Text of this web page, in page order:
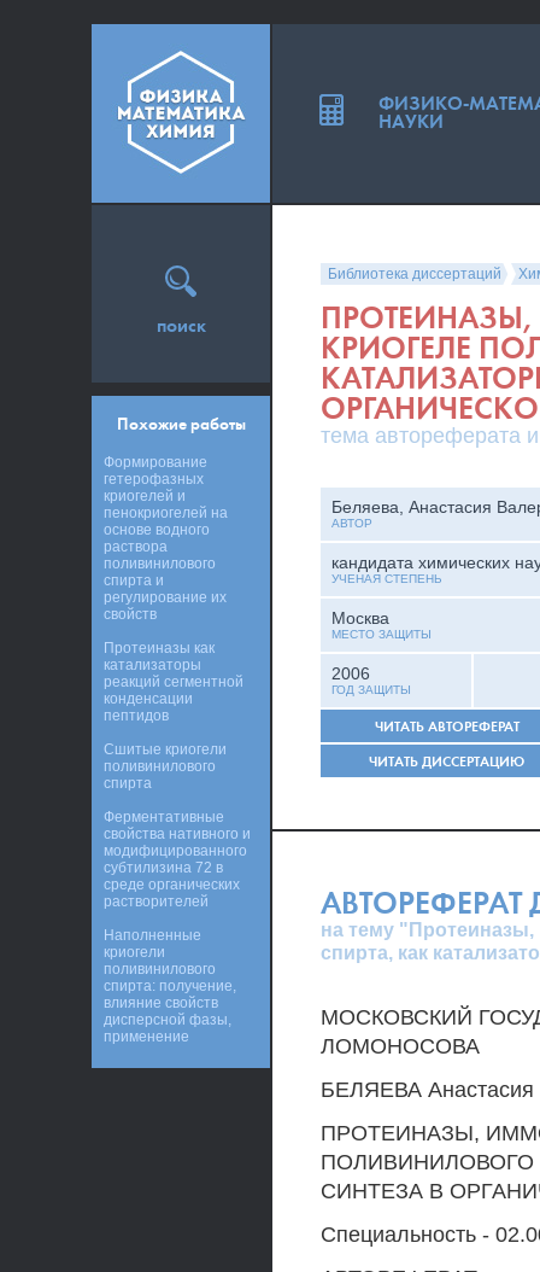
Библиотека диссертаций
КРИОГЕЛЕ
тема автореферата
Беляева, Анастасия
АВТОР
кандидата химических
УЧЕНАЯ СТЕПЕНЬ
Москва
МЕСТО ЗАЩИТЫ
2006
ГОД ЗАЩИТЫ
ЧИТАТЬ АВТОРЕФЕРАТ
ЧИТАТЬ ДИССЕРТАЦИЮ
АВТОРЕФЕРАТ
на тему
спирта, как
МОСКОВСКИЙ
ЛОМОНОСОВА
БЕЛЯЕВА Анастасия
ПРОТЕИНАЗЫ,
ПОЛИВИНИЛОВОГО
СИНТЕЗА В
Специальность -
поиск
Похожие работы
Формирование
гетерофазных
криогелей и
пенокриогелей на
основе водного
раствора
поливинилового
спирта и
регулирование их
свойств
Протеиназы как
катализаторы
реакций сегментной
конденсации
пептидов
Сшитые криогели
поливинилового
спирта
Ферментативные
свойства нативного и
модифицированного
субтилизина 72 в
среде органических
растворителей
Наполненные
криогели
поливинилового
спирта: получение,
влияние свойств
дисперсной фазы,
применение
ФИЗИКО-
НАУКИ